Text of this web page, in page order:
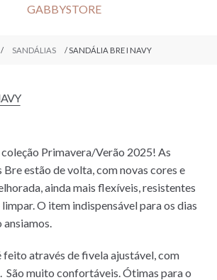
/ SANDÁLIAS / SANDÁLIA BRE I NAVY
Primavera/Verão 2025! As
Bre estão de volta, com novas cores e
ainda mais flexíveis, resistentes
limpar. O item indispensável para os dias
ansiamos.
através de fivela ajustável, com
São muito confortáveis. Ótimas para o